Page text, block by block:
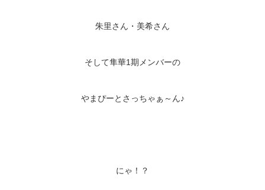
朱里さん・美希さん
そして隼華1期メンバーの
やまぴーとさっちゃぁ～ん♪
にゃ！？